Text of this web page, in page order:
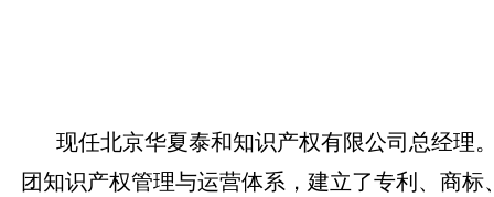
现任北京华夏泰和知识产权有限公司总经理
团知识产权管理与运营体系，建立了专利、商